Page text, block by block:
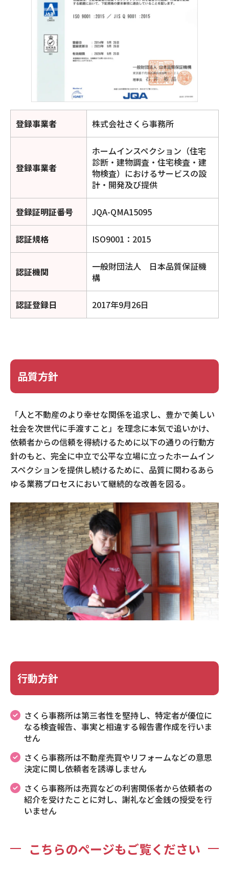
登録事業者 株式会社さくら事務所
登録事業者
ホームインスペクション（住宅
診断・建物調査・住宅検査・建
物検査）におけるサービスの設
計・開発及び提供
登録証明証番号 JQA-QMA15095
認証規格 ISO9001：2015
認証機関
一般財団法人 日本品質保証機
構
認証登録日 2017年9月26日
品質方針
「人と不動産のより幸せな関係を追求し、豊かで美しい
社会を次世代に手渡すこと」を理念に本気で追いかけ、
依頼者からの信頼を得続けるために以下の通りの行動方
針のもと、完全に中立で公平な立場に立ったホームイン
スペクションを提供し続けるために、品質に関わるあら
ゆる業務プロセスにおいて継続的な改善を図る。
行動方針
さくら事務所は第三者性を堅持し、特定者が優位に
なる検査報告、事実と相違する報告書作成を行いま
せん
さくら事務所は不動産売買やリフォームなどの意思
決定に関し依頼者を誘導しません
さくら事務所は売買などの利害関係者から依頼者の
紹介を受けたことに対し、謝礼など金銭の授受を行
いません
こちらのページもご覧ください